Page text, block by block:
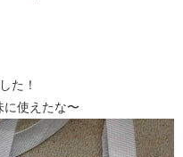
た！
に使えたな〜